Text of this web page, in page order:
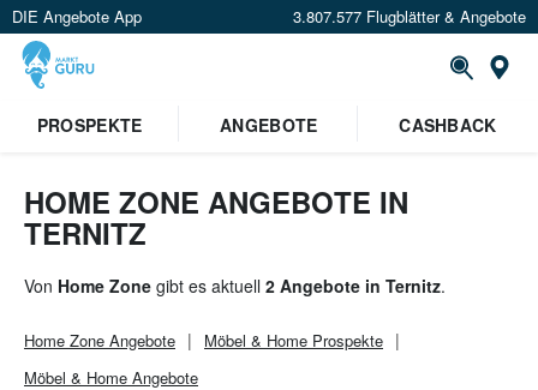
DIE Angebote App 3.807.577 Flugblätter & Angebote
PROSPEKTE
ANGEBOTE CASHBACK
HOME ZONE ANGEBOTE IN
TERNITZ
Von Home Zone gibt es aktuell 2 Angebote in Ternitz.
Home Zone Angebote Möbel & Home Prospekte
Möbel & Home Angebote